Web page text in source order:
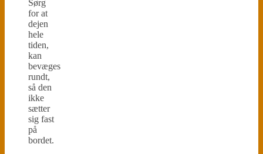
Sørg
for at
dejen
hele
tiden,
kan
bevæges
rundt,
så den
ikke
sætter
sig fast
på
bordet.